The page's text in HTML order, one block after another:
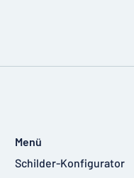
Menü
Schilder-Konfigurator